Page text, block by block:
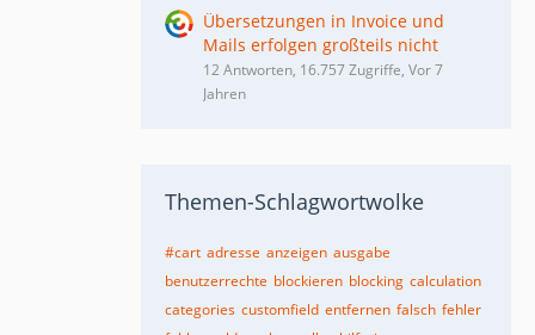
Übersetzungen in Invoice und
Mails erfolgen großteils nicht
12 Antworten, 16.757 Zugriffe, Vor 7
Jahren
Themen-Schlagwortwolke
#cart adresse anzeigen ausgabe
benutzerrechte blockieren blocking calculation
categories customfield entfernen falsch fehler